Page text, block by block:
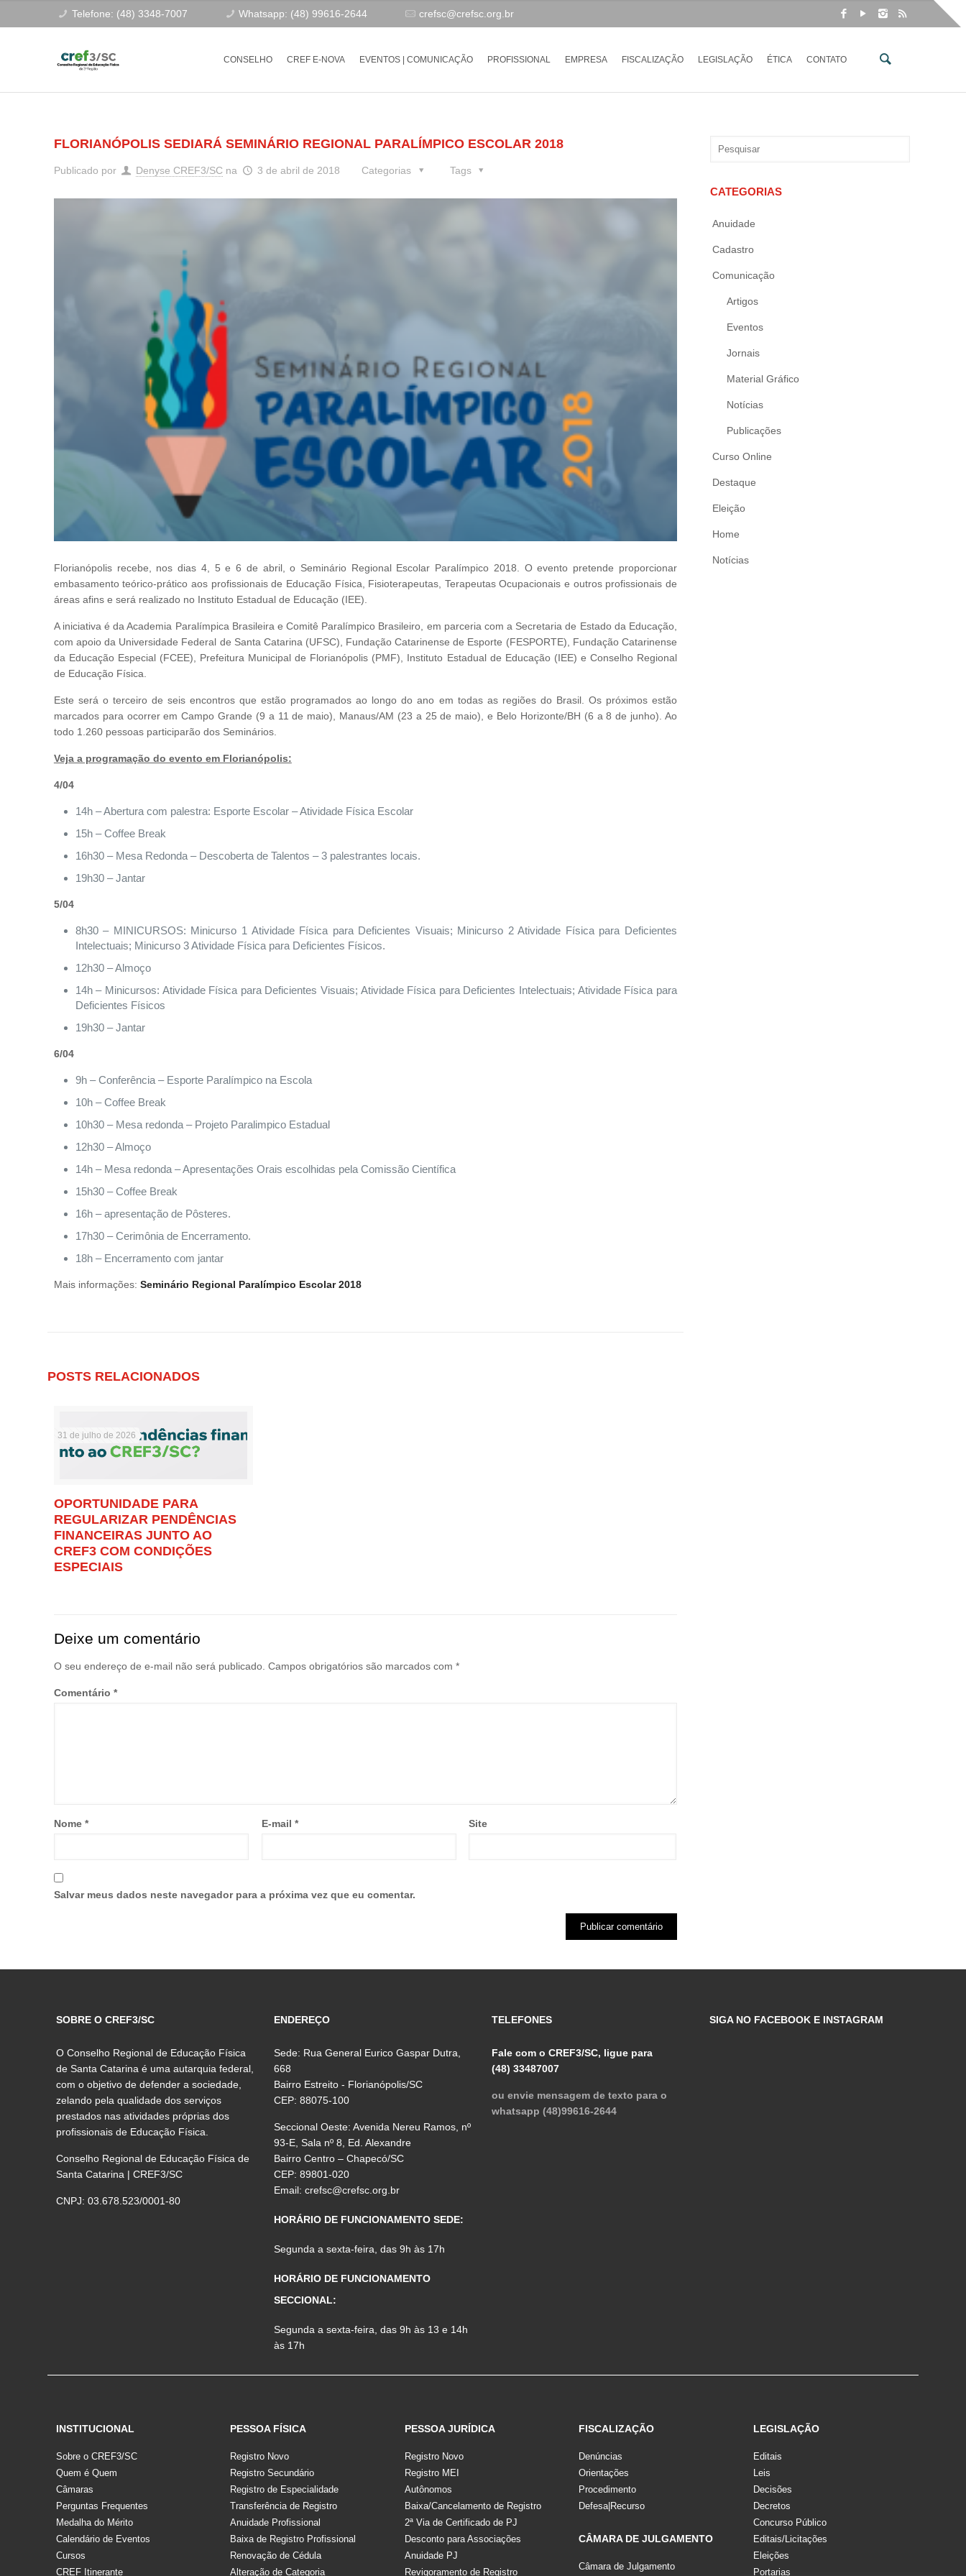
Telefone: (48) 3348-7007 Whatsapp: (48) 99616-2644 crefsc@crefsc.org.br
CONSELHO CREF E-NOVA EVENTOS | COMUNICAÇÃO PROFISSIONAL EMPRESA FISCALIZAÇÃO LEGISLAÇÃO ÉTICA CONTATO
FLORIANÓPOLIS SEDIARÁ SEMINÁRIO REGIONAL PARALÍMPICO ESCOLAR 2018
Publicado por Denyse CREF3/SC na 3 de abril de 2018 Categorias Tags
Florianópolis recebe, nos dias 4, 5 e 6 de abril, o Seminário Regional Escolar Paralímpico 2018. O evento pretende proporcionar
embasamento teórico-prático aos profissionais de Educação Física, Fisioterapeutas, Terapeutas Ocupacionais e outros profissionais de
áreas afins e será realizado no Instituto Estadual de Educação (IEE).
A iniciativa é da Academia Paralímpica Brasileira e Comitê Paralímpico Brasileiro, em parceria com a Secretaria de Estado da Educação,
com apoio da Universidade Federal de Santa Catarina (UFSC), Fundação Catarinense de Esporte (FESPORTE), Fundação Catarinense
da Educação Especial (FCEE), Prefeitura Municipal de Florianópolis (PMF), Instituto Estadual de Educação (IEE) e Conselho Regional
de Educação Física.
Este será o terceiro de seis encontros que estão programados ao longo do ano em todas as regiões do Brasil. Os próximos estão
marcados para ocorrer em Campo Grande (9 a 11 de maio), Manaus/AM (23 a 25 de maio), e Belo Horizonte/BH (6 a 8 de junho). Ao
todo 1.260 pessoas participarão dos Seminários.
Veja a programação do evento em Florianópolis:
4/04
14h – Abertura com palestra: Esporte Escolar – Atividade Física Escolar
15h – Coffee Break
16h30 – Mesa Redonda – Descoberta de Talentos – 3 palestrantes locais.
19h30 – Jantar
5/04
8h30 – MINICURSOS: Minicurso 1 Atividade Física para Deficientes Visuais; Minicurso 2 Atividade Física para Deficientes
Intelectuais; Minicurso 3 Atividade Física para Deficientes Físicos.
12h30 – Almoço
14h – Minicursos: Atividade Física para Deficientes Visuais; Atividade Física para Deficientes Intelectuais; Atividade Física para
Deficientes Físicos
19h30 – Jantar
6/04
9h – Conferência – Esporte Paralímpico na Escola
10h – Coffee Break
10h30 – Mesa redonda – Projeto Paralimpico Estadual
12h30 – Almoço
14h – Mesa redonda – Apresentações Orais escolhidas pela Comissão Científica
15h30 – Coffee Break
16h – apresentação de Pôsteres.
17h30 – Cerimônia de Encerramento.
18h – Encerramento com jantar
Mais informações: Seminário Regional Paralímpico Escolar 2018
POSTS RELACIONADOS
31 de julho de 2026
OPORTUNIDADE PARA
REGULARIZAR PENDÊNCIAS
FINANCEIRAS JUNTO AO
CREF3 COM CONDIÇÕES
ESPECIAIS
Deixe um comentário
O seu endereço de e-mail não será publicado. Campos obrigatórios são marcados com *
Comentário *
Nome * E-mail * Site
Salvar meus dados neste navegador para a próxima vez que eu comentar.
CATEGORIAS
Anuidade
Cadastro
Comunicação
Artigos
Eventos
Jornais
Material Gráfico
Notícias
Publicações
Curso Online
Destaque
Eleição
Home
Notícias
SOBRE O CREF3/SC
O Conselho Regional de Educação Física
de Santa Catarina é uma autarquia federal,
com o objetivo de defender a sociedade,
zelando pela qualidade dos serviços
prestados nas atividades próprias dos
profissionais de Educação Física.
Conselho Regional de Educação Física de
Santa Catarina | CREF3/SC
CNPJ: 03.678.523/0001-80
ENDEREÇO
Sede: Rua General Eurico Gaspar Dutra,
668
Bairro Estreito - Florianópolis/SC
CEP: 88075-100
Seccional Oeste: Avenida Nereu Ramos, nº
93-E, Sala nº 8, Ed. Alexandre
Bairro Centro – Chapecó/SC
CEP: 89801-020
Email:crefsc@crefsc.org.br
HORÁRIO DE FUNCIONAMENTO SEDE:
Segunda a sexta-feira, das 9h às 17h
HORÁRIO DE FUNCIONAMENTO
SECCIONAL:
Segunda a sexta-feira, das 9h às 13 e 14h
às 17h
TELEFONES
Fale com o CREF3/SC, ligue para
(48) 33487007
ou envie mensagem de texto para o
whatsapp (48)99616-2644
SIGA NO FACEBOOK E INSTAGRAM
INSTITUCIONAL
Sobre o CREF3/SC
Quem é Quem
Câmaras
Perguntas Frequentes
Medalha do Mérito
Calendário de Eventos
Cursos
CREF Itinerante
PESSOA FÍSICA
Registro Novo
Registro Secundário
Registro de Especialidade
Transferência de Registro
Anuidade Profissional
Baixa de Registro Profissional
Renovação de Cédula
Alteração de Categoria
PESSOA JURÍDICA
Registro Novo
Registro MEI
Autônomos
Baixa/Cancelamento de Registro
2ª Via de Certificado de PJ
Desconto para Associações
Anuidade PJ
Revigoramento de Registro
FISCALIZAÇÃO
Denúncias
Orientações
Procedimento
Defesa|Recurso
CÂMARA DE JULGAMENTO
Câmara de Julgamento
LEGISLAÇÃO
Editais
Leis
Decisões
Decretos
Concurso Público
Editais/Licitações
Eleições
Portarias